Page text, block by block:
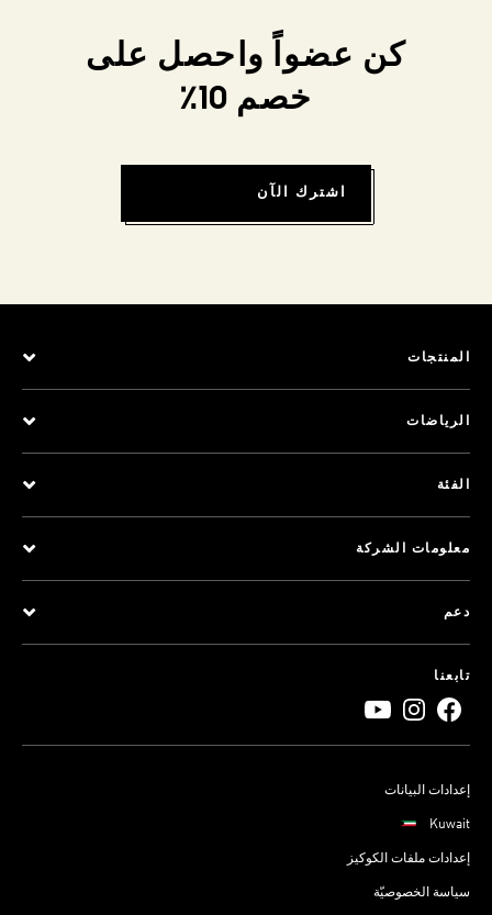
كن عضواً واحصل على
خصم 10٪
اشترك الآن
المنتجات
الرياضات
الفئة
معلومات الشركة
دعم
تابعنا
إعدادات البيانات
Kuwait
إعدادات ملفات الكوكيز
سياسة الخصوصيّة